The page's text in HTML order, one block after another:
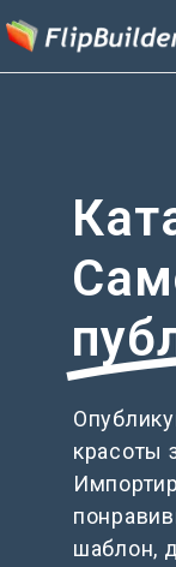
красоты
шаблон,